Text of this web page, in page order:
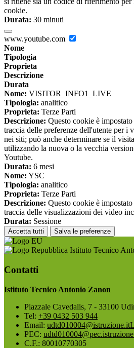
cookie.
Durata: 30 minuti
www.youtube.com
Nome
Tipologia
Proprieta
Descrizione
Durata
Nome: VISITOR_INFO1_LIVE
Tipologia: analitico
Proprieta: Terze Parti
Descrizione: Questo cookie è
traccia delle preferenze dell'utente per i
nei siti; può anche determinare se il
utilizzando la nuova o la vecchia
Youtube.
Durata: 6 mesi
Nome: YSC
Tipologia: analitico
Proprieta: Terze Parti
Descrizione: Questo cookie è
traccia delle visualizzazioni dei video
Durata: Sessione
Accetta tutti Salva le preferenze
Istituto Tecnico
Contatti
Istituto Tecnico Antonio Zanon
Piazzale Cavedalis, 7 - 33100
Tel: +39 0432 503 944
Email: udtd010004@istruzione.it
PEC:
C.F.: 80010770305